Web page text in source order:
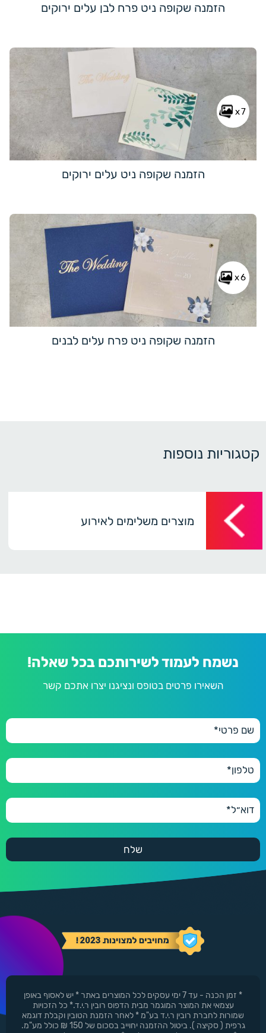
הזמנה שקופה ניט פרח לבן עלים ירוקים
x7
הזמנה שקופה ניט עלים ירוקים
x6
הזמנה שקופה ניט פרח עלים לבנים
קטגוריות נוספות
מוצרים משלימים לאירוע
נשמח לעמוד לשירותכם בכל שאלה!
השאירו פרטים בטופס ונציגנו יצרו אתכם קשר
* זמן הכנה - עד 7 ימי עסקים לכל המוצרים באתר * יש לאסוף באופן
עצמאי את המוצר המוגמר מבית הדפוס רובין ר.י.ד.* כל הזכויות
שמורות לחברת רובין ר.י.ד בע"מ * לאחר הזמנת הטובין וקבלת דוגמא
גרפית ( סקיצה ). ביטול ההזמנה יחוייב בסכום של 150 ₪ כולל מע"מ.